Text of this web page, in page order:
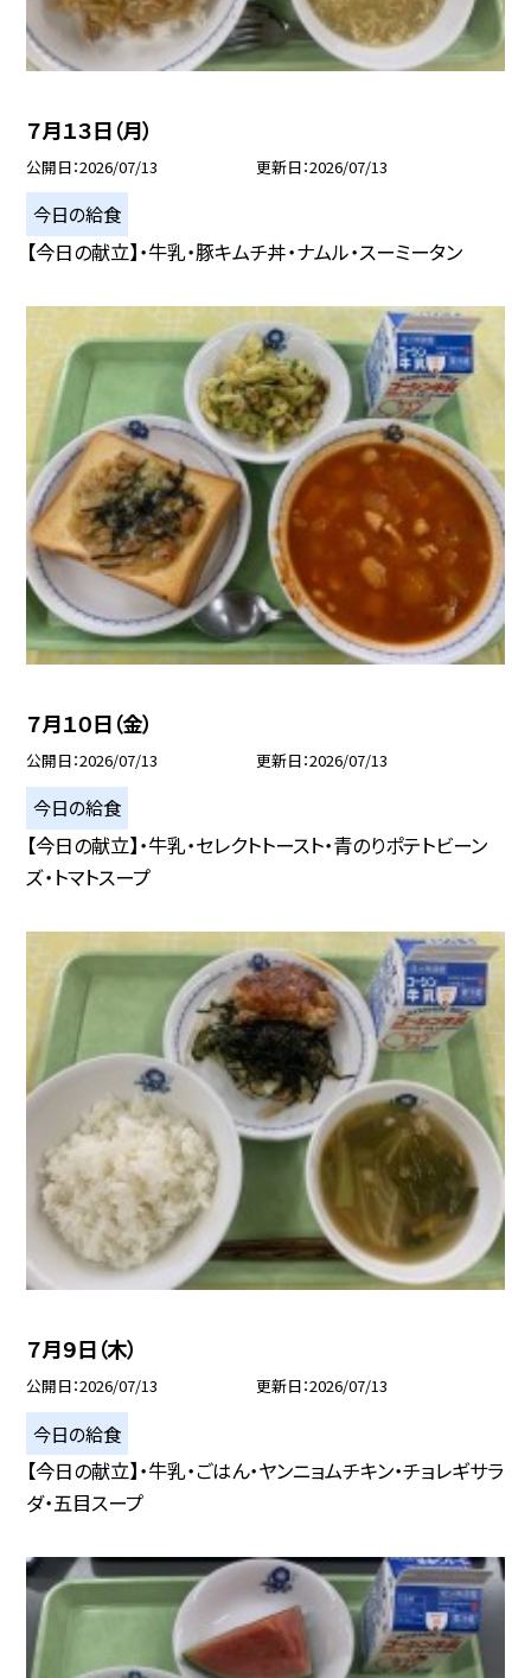
７月１３日（月）
公開日 2026/07/13 更新日 2026/07/13
今日の給食
【今日の献立】・牛乳・豚キムチ丼・ナムル・スーミータン
７月１０日（金）
公開日 2026/07/13 更新日 2026/07/13
今日の給食
【今日の献立】・牛乳・セレクトトースト・青のりポテトビーン
ズ・トマトスープ
７月９日（木）
公開日 2026/07/13 更新日 2026/07/13
今日の給食
【今日の献立】・牛乳・ごはん・ヤンニョムチキン・チョレギサラ
ダ・五目スープ